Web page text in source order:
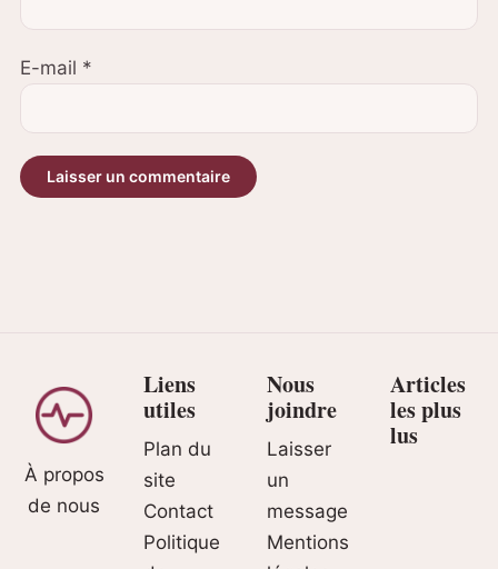
E-mail *
À propos
de nous
Liens
utiles
Plan du
site
Contact
Politique
Nous
joindre
Laisser
un
message
Mentions
Articles
les plus
lus